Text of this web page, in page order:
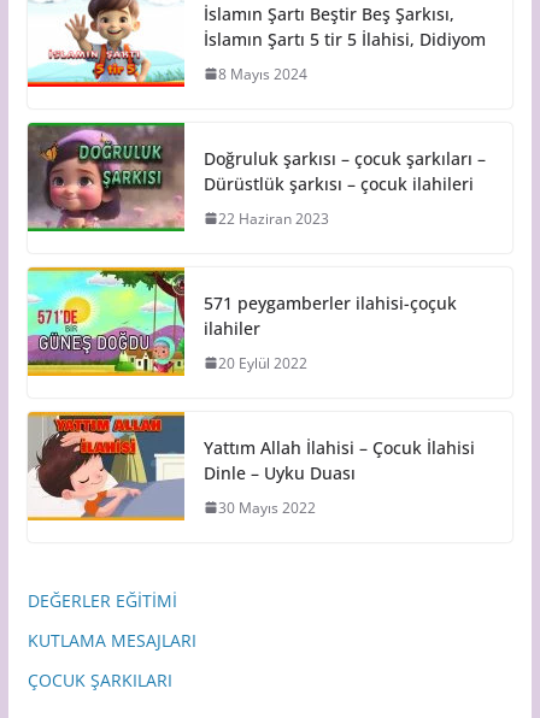
İslamın Şartı Beştir Beş Şarkısı,
İslamın Şartı 5 tir 5 İlahisi, Didiyom
8 Mayıs 2024
Doğruluk şarkısı – çocuk şarkıları –
Dürüstlük şarkısı – çocuk ilahileri
22 Haziran 2023
571 peygamberler ilahisi-çoçuk
ilahiler
20 Eylül 2022
Yattım Allah İlahisi – Çocuk İlahisi
Dinle – Uyku Duası
30 Mayıs 2022
DEĞERLER EĞİTİMİ
KUTLAMA MESAJLARI
ÇOCUK ŞARKILARI